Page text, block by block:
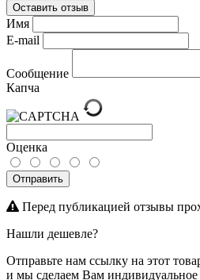
Оставить отзыв
Имя
E-mail
Сообщение
Капча
Оценка
Отправить
Перед публикацией отзывы
Нашли дешевле?
Отправьте нам ссылку на этот
и мы сделаем Вам